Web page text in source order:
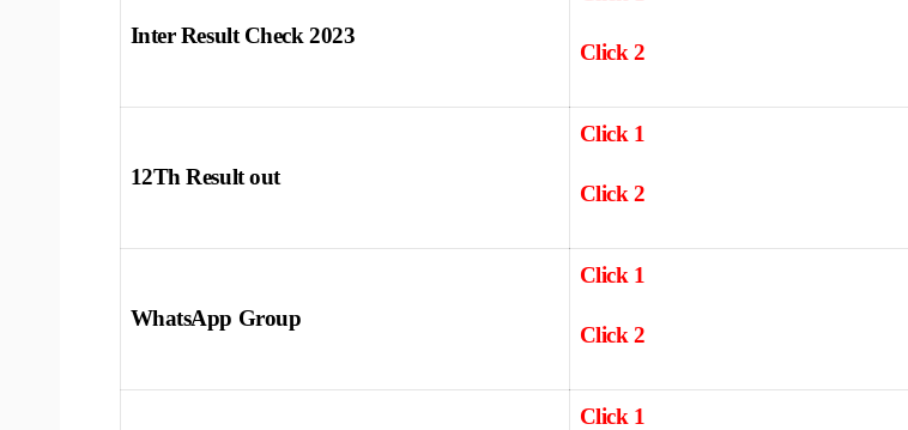
Inter Result Check 2023
Click 2
12Th Result out
Click 1
Click 2
WhatsApp Group
Click 1
Click 2
Click 1